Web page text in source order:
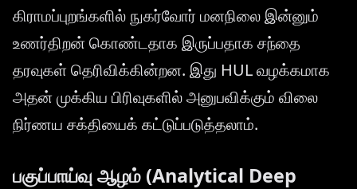
கிராமப்புறங்களில் நுகர்வோர் மனநிலை இன்னும்
உணர்திறன் கொண்டதாக இருப்பதாக சந்தை
தரவுகள் தெரிவிக்கின்றன. இது HUL வழக்கமாக
அதன் முக்கிய பிரிவுகளில் அனுபவிக்கும் விலை
நிர்ணய சக்தியைக் கட்டுப்படுத்தலாம்.
பகுப்பாய்வு ஆழம் (Analytical Deep